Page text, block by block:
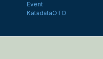
Event
KatadataOTO